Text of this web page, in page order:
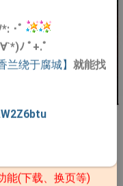
･ﾟ
ﾉ ﾟ+.ﾟ
兰绕于腐城】 就能找
能(下载、换页等)